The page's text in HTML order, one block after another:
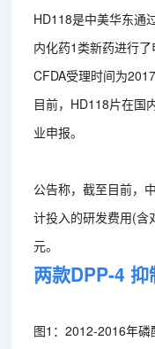
HD118是中美华东通
内化药1类新药进行
CFDA受理时间为
目前，HD118片在国
业申报。
公告称，截至目前，
计投入的研发费用(含
元。
两款DPP-4
图1：2012-2016年